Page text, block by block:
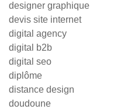
designer graphique
devis site internet
digital agency
digital b2b
digital seo
diplôme
distance design
doudoune